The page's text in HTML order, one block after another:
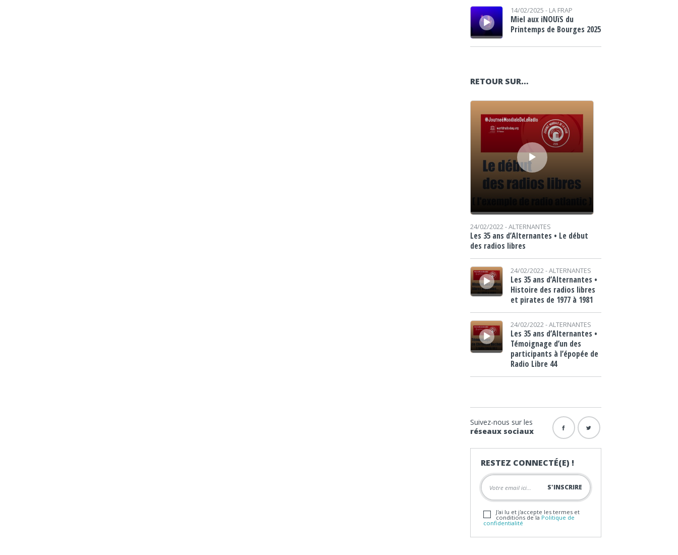
Lecteur audio 14/02/2025 - LA FRAP
Miel aux iNOUïS du
Printemps de Bourges 2025
RETOUR SUR…
Lecteur audio
24/02/2022 -ALTERNANTES
Les 35 ans d’Alternantes • Le début
des radios libres
Lecteur audio
24/02/2022 -ALTERNANTES
Les 35 ans d’Alternantes •
Histoire des radios libres
et pirates de 1977 à 1981
Lecteur audio
24/02/2022 -ALTERNANTES
Les 35 ans d’Alternantes •
Témoignage d’un des
participants à l’épopée de
Radio Libre 44
Suivez-nous sur les
réseaux sociaux
RESTEZ CONNECTÉ(E) !
J'ai lu et j'accepte les termes et
conditions de la Politique de
confidentialité